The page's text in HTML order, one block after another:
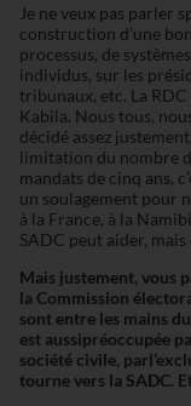
Je ne veux pas parler
construction d’une
processus, de
individus, sur les
tribunaux, etc. La
Kabila. Nous tous,
décidé assez
limitation du nombre
mandats de cinq ans,
un soulagement pour
à la France, à la
SADC peut aider,
Mais justement, vous
la Commission
sont entre les mains
est aussipréoccupée
société civile,
tourne vers la SADC.